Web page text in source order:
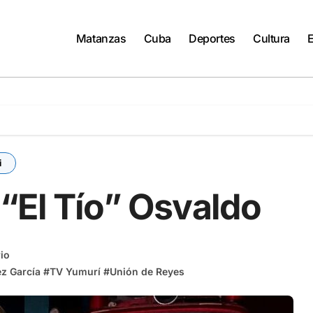
Matanzas Cuba Deportes Cultura
Tío” Osvaldo
García #TV Yumurí #Unión de Reyes